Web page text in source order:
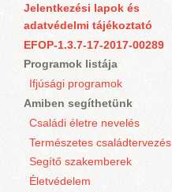
Jelentkezési lapok és
adatvédelmi tájékoztató
EFOP-1.3.7-17-2017-00289
Programok listája
Ifjúsági programok
Amiben segíthetünk
Családi életre nevelés
Természetes családtervezés
Segítő szakemberek
Életvédelem